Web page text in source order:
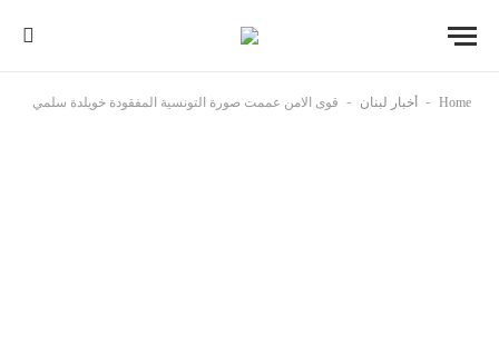
Home
- أخبار لبنان - قوى الامن عممت صورة التونسية المفقودة خويلدة سلمي